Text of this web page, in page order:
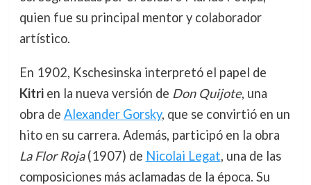
quien fue su principal mentor y colaborador
artístico.
En 1902, Kschesinska interpretó el papel de
Kitrien la nueva versión de Don Quijote, una
obra de Alexander Gorsky, que se convirtió en un
hito en su carrera. Además, participó en la obra
La Flor Roja(1907) de Nicolai Legat, una de las
composiciones más aclamadas de la época. Su